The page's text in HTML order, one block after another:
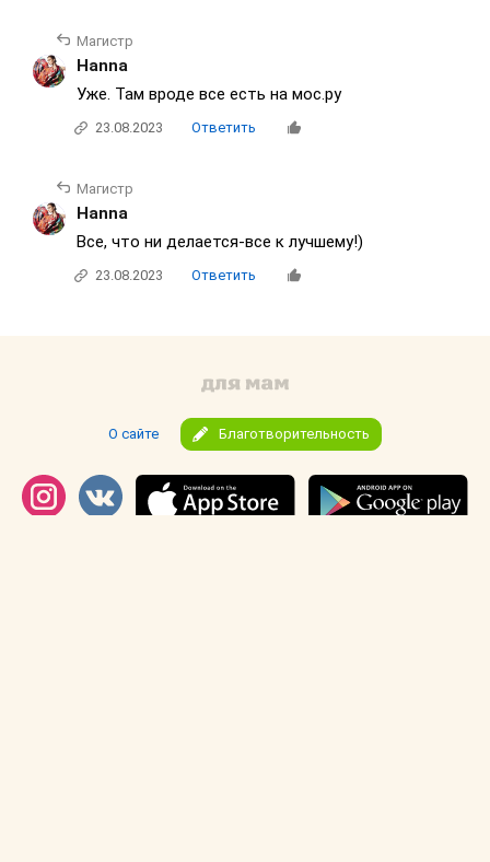
Магистр
Нanna
Уже. Там вроде все есть на мос.ру
23.08.2023 Ответить
Магистр
Нanna
Все, что ни делается-все к лучшему!)
23.08.2023 Ответить
О сайте Благотворительность